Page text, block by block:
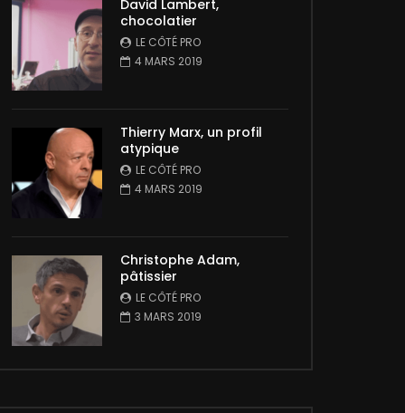
David Lambert,
chocolatier
LE CÔTÉ PRO
4 MARS 2019
Thierry Marx, un profil
atypique
LE CÔTÉ PRO
4 MARS 2019
Christophe Adam,
pâtissier
LE CÔTÉ PRO
3 MARS 2019